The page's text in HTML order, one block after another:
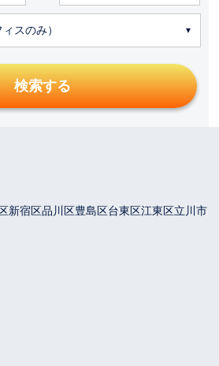
スのみ）
新宿区品川区豊島区台東区江東区立川市